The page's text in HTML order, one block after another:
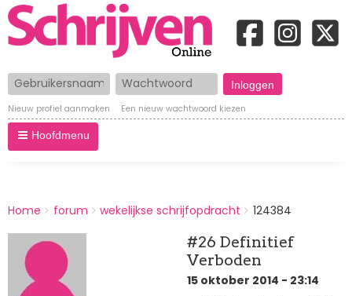
Gebruikersnaam Wachtwoord
Nieuw profiel aanmaken Een nieuw wachtwoord kiezen
Hoofdmenu
BREADCRUMBS
You
here:
Home forum wekelijkse schrijfopdracht 124384
#26 Definitief
Verboden
15 oktober 2014 - 23:14